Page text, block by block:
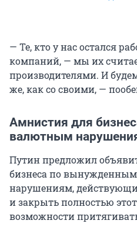
— Те, кто у нас остался
компаний, — мы их
производителями. И
же, как со своими, —
Амнистия для
валютным
Путин предложил
бизнеса по
нарушениям,
и закрыть полностью
возможности